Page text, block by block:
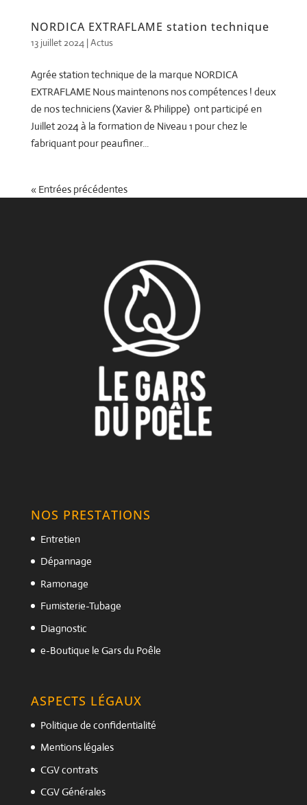
NORDICA EXTRAFLAME station technique
13 juillet 2024|Actus
Agrée station technique de la marque NORDICA
EXTRAFLAME Nous maintenons nos compétences ! deux
de nos techniciens (Xavier & Philippe) ont participé en
Juillet 2024 à la formation de Niveau 1 pour chez le
fabriquant pour peaufiner...
« Entrées précédentes
NOS PRESTATIONS
Entretien
Dépannage
Ramonage
Fumisterie-Tubage
Diagnostic
e-Boutique le Gars du Poêle
ASPECTS LÉGAUX
Politique de confidentialité
Mentions légales
CGV contrats
CGV Générales